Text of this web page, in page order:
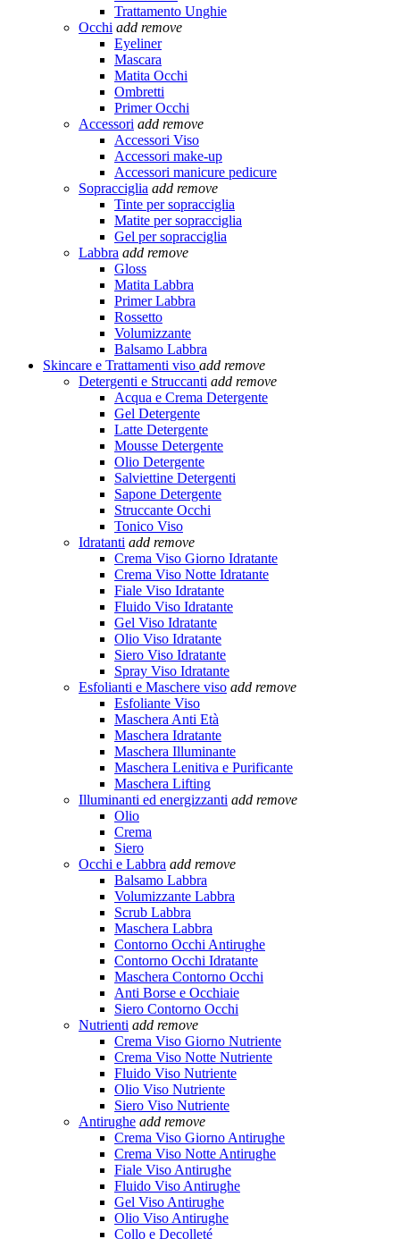
Trattamento Unghie
Occhi add remove
Eyeliner
Mascara
Matita Occhi
Ombretti
Primer Occhi
Accessori add remove
Accessori Viso
Accessori make-up
Accessori manicure pedicure
Sopracciglia add remove
Tinte per sopracciglia
Matite per sopracciglia
Gel per sopracciglia
Labbra add remove
Gloss
Matita Labbra
Primer Labbra
Rossetto
Volumizzante
Balsamo Labbra
Skincare e Trattamenti viso add remove
Detergenti e Struccanti add remove
Acqua e Crema Detergente
Gel Detergente
Latte Detergente
Mousse Detergente
Olio Detergente
Salviettine Detergenti
Sapone Detergente
Struccante Occhi
Tonico Viso
Idratanti add remove
Crema Viso Giorno Idratante
Crema Viso Notte Idratante
Fiale Viso Idratante
Fluido Viso Idratante
Gel Viso Idratante
Olio Viso Idratante
Siero Viso Idratante
Spray Viso Idratante
Esfolianti e Maschere viso add remove
Esfoliante Viso
Maschera Anti Età
Maschera Idratante
Maschera Illuminante
Maschera Lenitiva e Purificante
Maschera Lifting
Illuminanti ed energizzanti add remove
Olio
Crema
Siero
Occhi e Labbra add remove
Balsamo Labbra
Volumizzante Labbra
Scrub Labbra
Maschera Labbra
Contorno Occhi Antirughe
Contorno Occhi Idratante
Maschera Contorno Occhi
Anti Borse e Occhiaie
Siero Contorno Occhi
Nutrienti add remove
Crema Viso Giorno Nutriente
Crema Viso Notte Nutriente
Fluido Viso Nutriente
Olio Viso Nutriente
Siero Viso Nutriente
Antirughe add remove
Crema Viso Giorno Antirughe
Crema Viso Notte Antirughe
Fiale Viso Antirughe
Fluido Viso Antirughe
Gel Viso Antirughe
Olio Viso Antirughe
Collo e Decolleté